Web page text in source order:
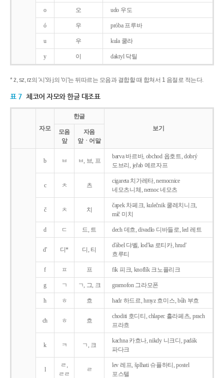
o 오 udo 우도
ó 우 próba 프루바
u 우 kula 쿨라
y 이 daktyl 닥틸
* ż, sz, rz의 '시'와 j의 '이'는 뒤따르는 모음과 결합할 때 합쳐서 1 음절로 적는다.
표 7 체코어 자모와 한글 대조표
자모
한글
보기
모음
앞
자음
앞ㆍ어말
b ㅂ ㅂ, 브, 프
barva 바르바, obchod 옵호트, dobrý
도브리, jeřab 예르자프
c ㅊ 츠
cigareta 치가레타, nemocnice
네모츠니체, nemoc 네모츠
č ㅊ 치
čapek 차페크, kulečnik 쿨레치니크,
míč 미치
d ㄷ 드, 트 dech 데흐, divadlo 디바들로, led 레트
d' 디* 디, 티
d'ábel 댜벨, lod'ka 로티카, hrud'
흐루티
f ㅍ 프 fík 피크, knoflík 크노플리크
g ㄱ ㄱ, 그, 크 gramofon 그라모폰
h ㅎ 흐 hadr 하드르, hmyz 흐미스, bůh 부흐
ch ㅎ 흐
choditi 호디티, chlapec 흘라페츠, prach
프라흐
k ㅋ ㄱ, 크
kachna 카흐나, nikdy 니크디, padák
파다크
l
ㄹ,
ㄹㄹ
ㄹ
lev 레프, šplhati 슈플하티, postel
포스텔